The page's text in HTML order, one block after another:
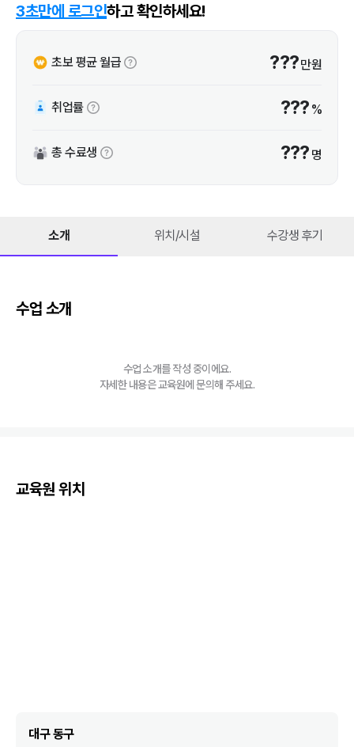
3초만에 로그인하고 확인하세요!
초보 평균 월급 ???만원
취업률 ??? %
총 수료생 ??? 명
소개 위치/시설 수강생 후기
수업 소개
수업 소개를 작성 중이에요.
자세한 내용은 교육원에 문의해 주세요.
교육원 위치
대구 동구